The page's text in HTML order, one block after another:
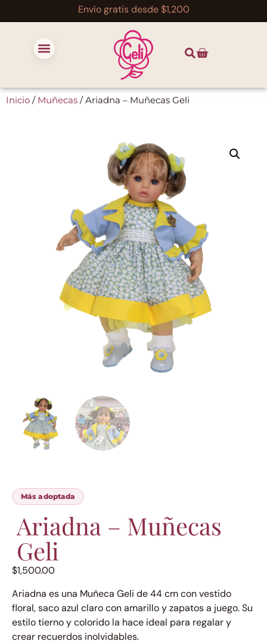
Envío gratis desde $1,200
Inicio / Muñecas / Ariadna – Muñecas Geli
Más adoptada
Ariadna – Muñecas
Geli
$1,500.00
Ariadna es una Muñeca Geli de 44 cm con vestido
floral, saco azul claro con amarillo y zapatos a juego. Su
estilo tierno y colorido la hace ideal para regalar y
crear recuerdos inolvidables.